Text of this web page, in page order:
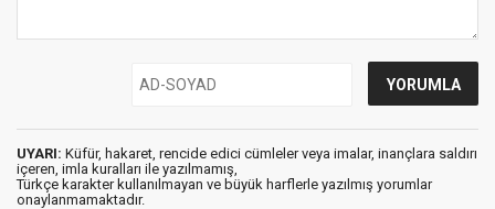
UYARI: Küfür, hakaret, rencide edici cümleler veya imalar, inançlara saldırı
içeren, imla kuralları ile yazılmamış,
Türkçe karakter kullanılmayan ve büyük harflerle yazılmış yorumlar
onaylanmamaktadır.